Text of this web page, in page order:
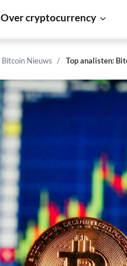
Over cryptocurrency
Bitcoin Nieuws Top analisten: